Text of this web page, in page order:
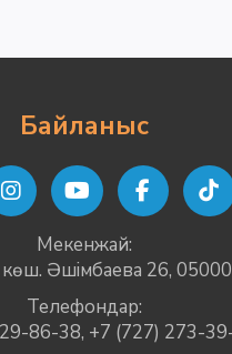
Байланыс
Мекенжай:
Әшімбаева 26,
Телефондар:
86-38, +7 (727) 273-